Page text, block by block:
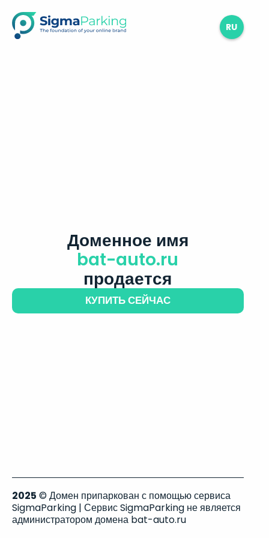
RU
Доменное имя
bat-auto.ru
продается
КУПИТЬ СЕЙЧАС
2025 © Домен припаркован с помощью сервиса
SigmaParking | Сервис SigmaParking не является
администратором домена bat-auto.ru